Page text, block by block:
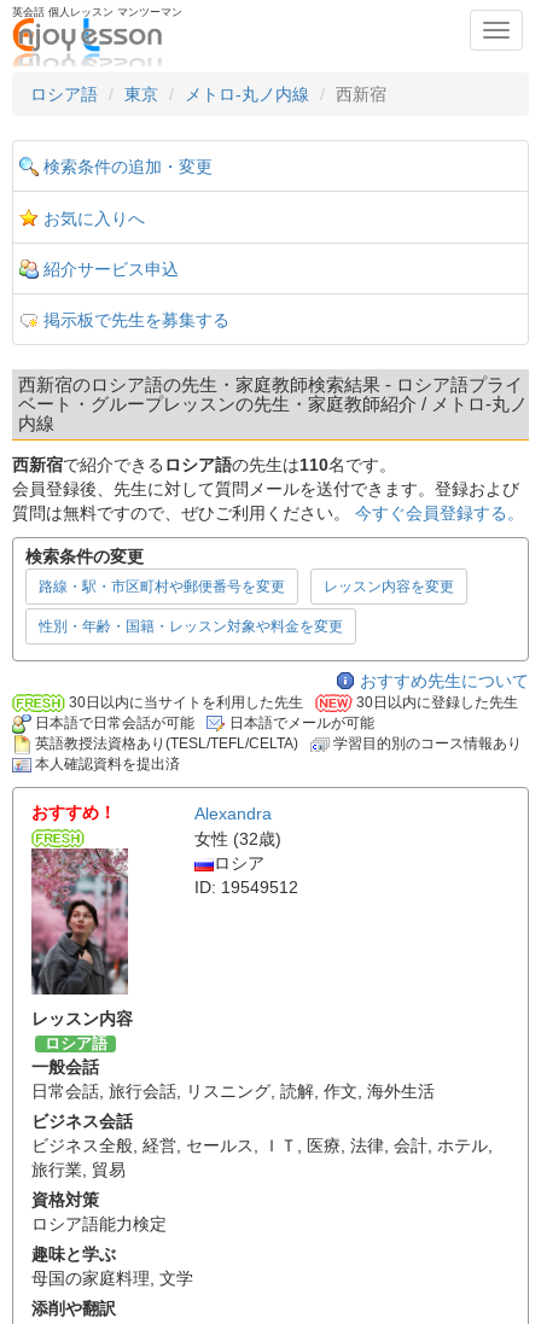
英会話 個人レッスン マンツーマン
ロシア語
東京 メトロ-丸ノ内線 西新宿
検索条件の追加・変更
お気に入りへ
紹介サービス申込
掲示板で先生を募集する
西新宿のロシア語の先生・家庭教師検索結果 - ロシア語プライ
ベート・グループレッスンの先生・家庭教師紹介 / メトロ-丸ノ
内線
西新宿で紹介できる ロシア語の先生は110名です。
会員登録後、先生に対して質問メールを送付できます。登録および
質問は無料ですので、ぜひご利用ください。 今すぐ会員登録する。
検索条件の変更
路線・駅・市区町村や郵便番号を変更 レッスン内容を変更
性別・年齢・国籍・レッスン対象や料金を変更
おすすめ先生について
30日以内に当サイトを利用した先生
30日以内に登録した先生
日本語で日常会話が可能
日本語でメールが可能
英語教授法資格あり(TESL/TEFL/CELTA)
学習目的別のコース情報あり
本人確認資料を提出済
おすすめ！
Alexandra
女性 (32歳)
ロシア
ID: 19549512
レッスン内容
ロシア語
一般会話
日常会話 旅行会話 リスニング 読解 作文 海外生活
ビジネス会話
ビジネス全般 経営 セールス ＩＴ 医療 法律 会計 ホテル
旅行業 貿易
資格対策
ロシア語能力検定
趣味と学ぶ
母国の家庭料理 文学
添削や翻訳